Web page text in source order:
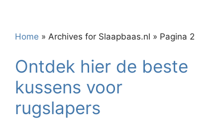
Home » Archives for Slaapbaas.nl » Pagina 2
Ontdek hier de beste
kussens voor
rugslapers